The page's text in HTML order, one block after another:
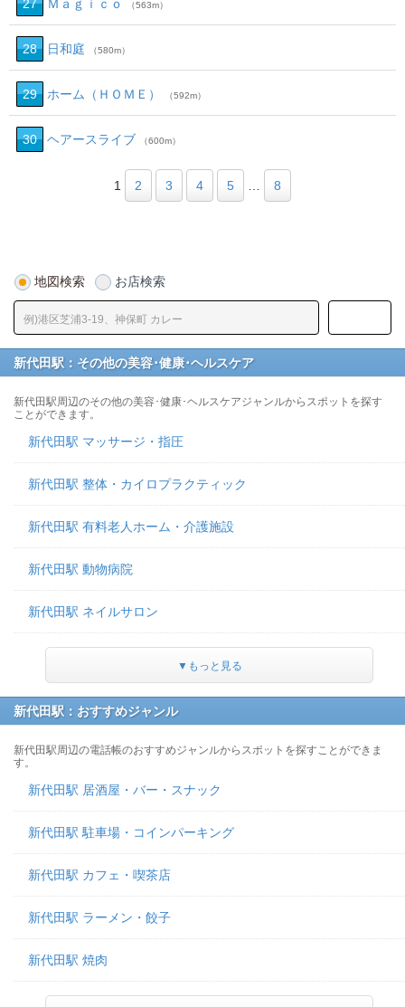
27 Ｍａｇｉｃｏ （563m）
28 日和庭 （580m）
29 ホーム（ＨＯＭＥ） （592m）
30 ヘアースライブ （600m）
1 2 3 4 5 8
地図検索 お店検索
新代田駅：その他の美容･健康･ヘルスケア
新代田駅周辺のその他の美容･健康･ヘルスケアジャンルからスポットを探す
ことができます。
新代田駅 マッサージ・指圧
新代田駅 整体・カイロプラクティック
新代田駅 有料老人ホーム・介護施設
新代田駅 動物病院
新代田駅 ネイルサロン
▼もっと見る
新代田駅：おすすめジャンル
新代田駅周辺の電話帳のおすすめジャンルからスポットを探すことができま
す。
新代田駅 居酒屋・バー・スナック
新代田駅 駐車場・コインパーキング
新代田駅 カフェ・喫茶店
新代田駅 ラーメン・餃子
新代田駅 焼肉